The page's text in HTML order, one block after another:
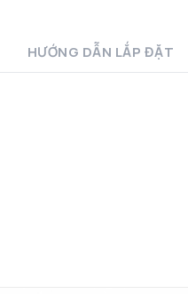
HƯỚNG DẪN LẮP ĐẶT